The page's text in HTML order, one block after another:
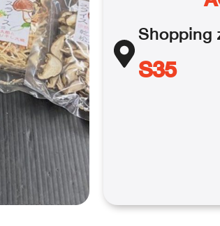
Shopping
S35